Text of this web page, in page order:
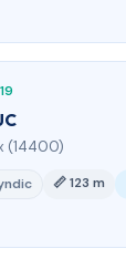
(14400)
📏 123 m